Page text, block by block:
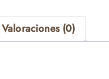
Valoraciones (0)